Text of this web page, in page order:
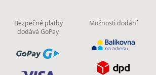
Bezpečné platby
dodává GoPay
Možnosti dodání